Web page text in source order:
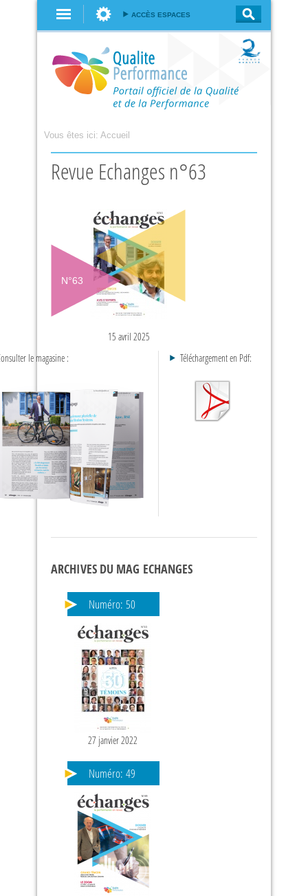
ACCÈS ESPACES
Vous êtes ici: Accueil
Revue Echanges n°63
N°63
15 avril 2025
le magasine :
Téléchargement en Pdf:
ARCHIVES DU MAG ECHANGES
Numéro: 50
27 janvier 2022
Numéro: 49